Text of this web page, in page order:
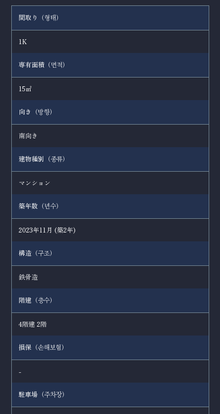
間取り（형태 ）
1K
専有面積（면적）
15㎡
向き（방향）
南向き
建物種別（종류）
マンション
築年数（년수）
2023年11月 (築2年)
構造（구조）
鉄骨造
階建（층수）
4階建 2階
損保（손해보험 ）
-
駐車場（주차장）